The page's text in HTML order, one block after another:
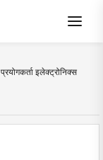
प्रयोगकर्ता इलेक्ट्रोनिक्स